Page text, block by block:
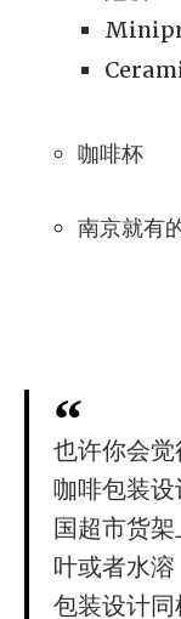
咖啡杯
南京就有
也许你会
咖啡包装
国超市货
叶或者水
包装设计